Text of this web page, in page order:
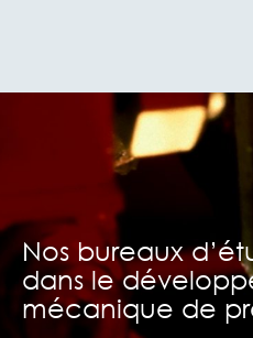
Nos bureaux
dans le
mécanique de